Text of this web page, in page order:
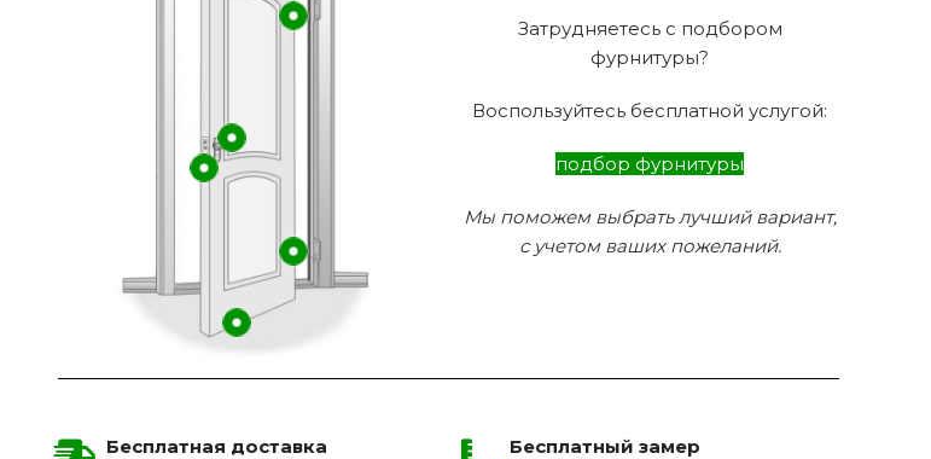
Затрудняетесь с подбором
фурнитуры?
Воспользуйтесь бесплатной услугой:
подбор фурнитуры
Мы поможем выбрать лучший вариант,
с учетом ваших пожеланий.
Бесплатная доставка Бесплатный замер